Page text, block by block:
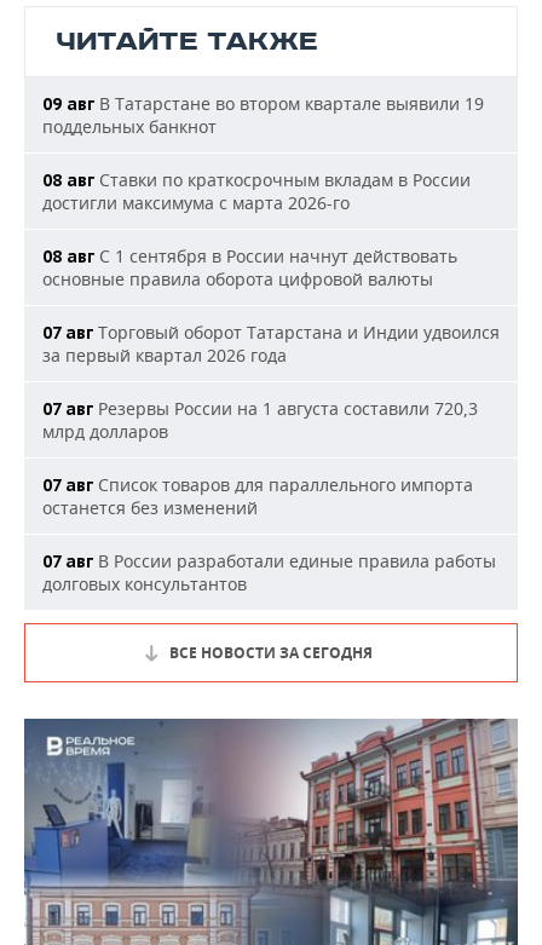
ЧИТАЙТЕ ТАКЖЕ
09 авг В Татарстане во втором квартале выявили 19
поддельных банкнот
08 авг Ставки по краткосрочным вкладам в России
достигли максимума с марта 2026-го
08 авг С 1 сентября в России начнут действовать
основные правила оборота цифровой валюты
07 авг Торговый оборот Татарстана и Индии удвоился
за первый квартал 2026 года
07 авг Резервы России на 1 августа составили 720,3
млрд долларов
07 авг Список товаров для параллельного импорта
останется без изменений
07 авг В России разработали единые правила работы
долговых консультантов
ВСЕ НОВОСТИ ЗА СЕГОДНЯ